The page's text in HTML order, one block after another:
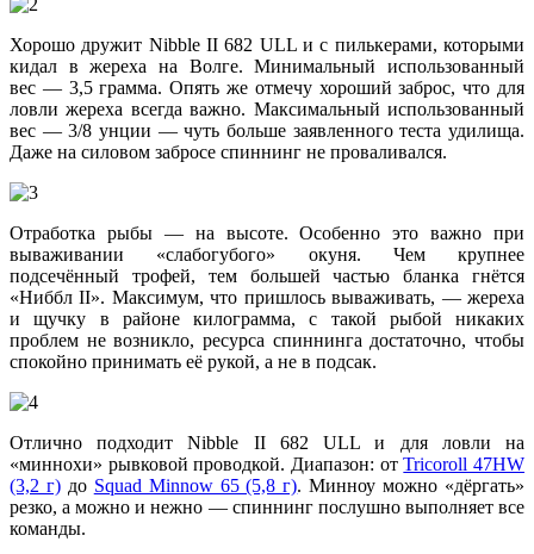
Хорошо дружит Nibble II 682 ULL и с пилькерами, которыми
кидал в жереха на Волге. Минимальный использованный
вес — 3,5 грамма. Опять же отмечу хороший заброс, что для
ловли жереха всегда важно. Максимальный использованный
вес — 3/8 унции — чуть больше заявленного теста удилища.
Даже на силовом забросе спиннинг не проваливался.
Отработка рыбы — на высоте. Особенно это важно при
вываживании «слабогубого» окуня. Чем крупнее
подсечённый трофей, тем большей частью бланка гнётся
«Ниббл II». Максимум, что пришлось вываживать, — жереха
и щучку в районе килограмма, с такой рыбой никаких
проблем не возникло, ресурса спиннинга достаточно, чтобы
спокойно принимать её рукой, а не в подсак.
Отлично подходит Nibble II 682 ULL и для ловли на
«миннохи» рывковой проводкой. Диапазон: отTricoroll 47HW
(3,2 г)до Squad Minnow 65 (5,8 г). Минноу можно «дёргать»
резко, а можно и нежно — спиннинг послушно выполняет все
команды.